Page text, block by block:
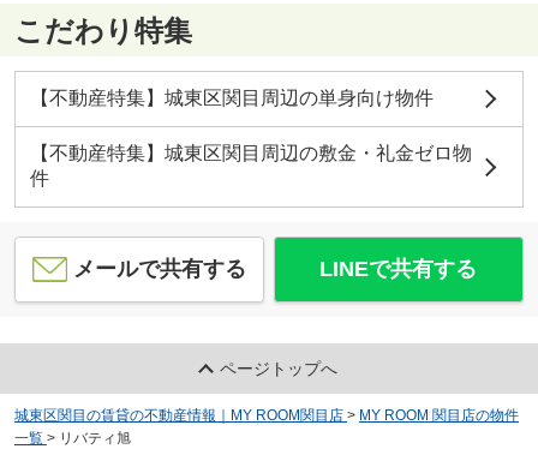
こだわり特集
【不動産特集】城東区関目周辺の単身向け物件
【不動産特集】城東区関目周辺の敷金・礼金ゼロ物
件
メールで共有する LINEで共有する
ページトップへ
城東区関目の賃貸の不動産情報｜MY ROOM関目店 > MY ROOM 関目店の物件
一覧 > リバティ旭